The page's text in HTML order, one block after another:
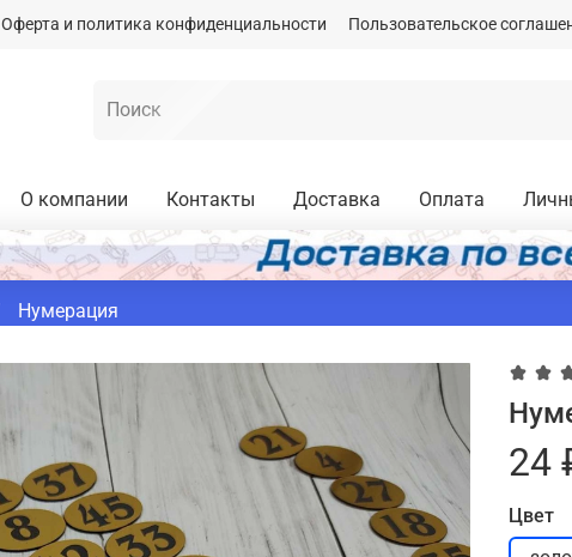
Оферта и политика конфиденциальности Пользовательское
О компании Контакты Доставка Оплата
Нумерация
24
Цвет